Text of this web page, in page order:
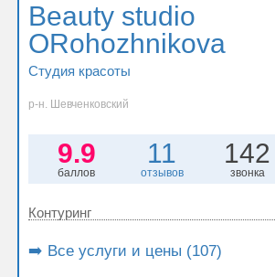
Beauty studio
ORohozhnikova
Студия красоты
р-н. Шевченковский
9.9
баллов
11
отзывов
142
звонка
Контуринг
➡️ Все услуги и цены (107)